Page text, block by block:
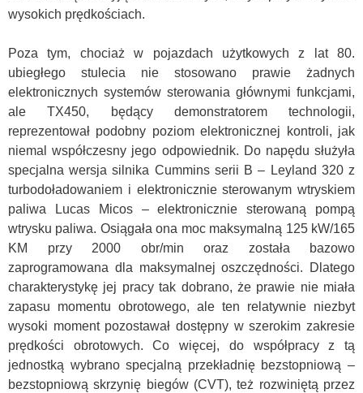
wysokich prędkościach.
Poza tym, chociaż w pojazdach użytkowych z lat 80.
ubiegłego stulecia nie stosowano prawie żadnych
elektronicznych systemów sterowania głównymi funkcjami,
ale TX450, będący demonstratorem technologii,
reprezentował podobny poziom elektronicznej kontroli, jak
niemal współczesny jego odpowiednik. Do napędu służyła
specjalna wersja silnika Cummins serii B – Leyland 320 z
turbodoładowaniem i elektronicznie sterowanym wtryskiem
paliwa Lucas Micos – elektronicznie sterowaną pompą
wtrysku paliwa. Osiągała ona moc maksymalną 125 kW/165
KM przy 2000 obr/min oraz została bazowo
zaprogramowana dla maksymalnej oszczędności. Dlatego
charakterystykę jej pracy tak dobrano, że prawie nie miała
zapasu momentu obrotowego, ale ten relatywnie niezbyt
wysoki moment pozostawał dostępny w szerokim zakresie
prędkości obrotowych. Co więcej, do współpracy z tą
jednostką wybrano specjalną przekładnię bezstopniową –
bezstopniową skrzynię biegów (CVT), też rozwiniętą przez